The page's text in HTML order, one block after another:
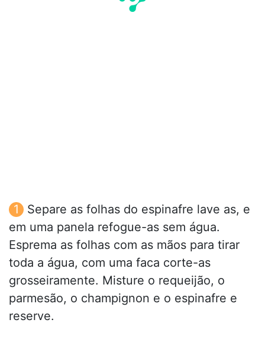
Separe as folhas do espinafre lave as, e
em uma panela refogue-as sem água.
Esprema as folhas com as mãos para tirar
toda a água, com uma faca corte-as
grosseiramente. Misture o requeijão, o
parmesão, o champignon e o espinafre e
reserve.